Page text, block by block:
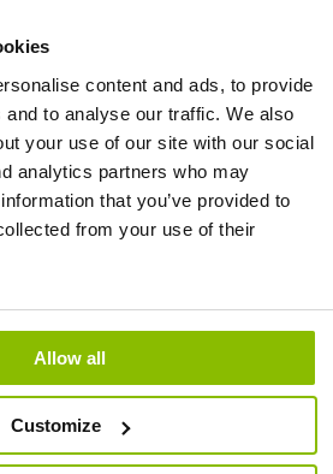
content and ads, to provide
to analyse our traffic. We also
your use of our site with our social
analytics partners who may
that you’ve provided to
from your use of their
Allow all
Customize